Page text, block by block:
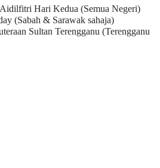
Hari Kedua (Semua Negeri)
(Sabah & Sarawak sahaja)
Sultan Terengganu (Terengganu